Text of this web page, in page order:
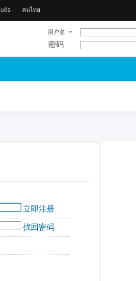
คนไทย
用户名
密码
立即注册
找回密码